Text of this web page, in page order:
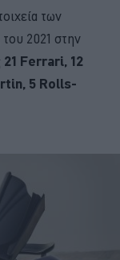
των
2021 στην
21 Ferrari, 12
5 Rolls-